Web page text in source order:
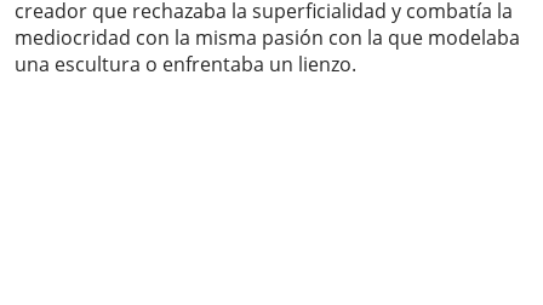
creador que rechazaba la superficialidad y combatía la
mediocridad con la misma pasión con la que modelaba
una escultura o enfrentaba un lienzo.